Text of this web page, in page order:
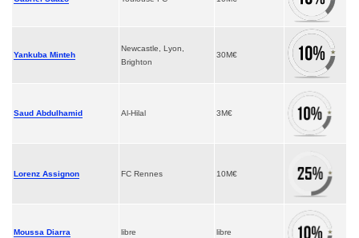
Yankuba Minteh
Newcastle, Lyon,
Brighton
30M€
Saud Abdulhamid Al-Hilal 3M€
Lorenz Assignon FC Rennes 10M€
Moussa Diarra libre libre